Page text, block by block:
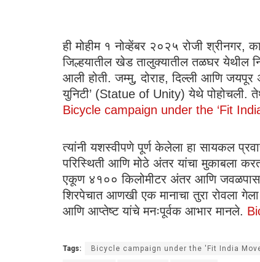
ही मोहीम १ नोव्हेंबर २०२५ रोजी श्रीनगर,
जिल्हयातील खेड तालुक्यातील तळघर येथील
आली होती. जम्मु, दोराह, दिल्ली आणि जयपूर
युनिटी’ (Statue of Unity) येथे पोहोचली.
Bicycle campaign under the ‘Fit
त्यांनी यशस्वीपणे पूर्ण केलेला हा सायकल
परिस्थिती आणि मोठे अंतर यांचा मुकाबला
एकूण ४१०० किलोमीटर अंतर आणि जवळपास
शिरपेचात आणखी एक मानाचा तुरा रोवला
आणि आप्तेष्ट यांचे मनःपूर्वक आभार मानले.
Tags: Bicycle campaign under the 'Fit India